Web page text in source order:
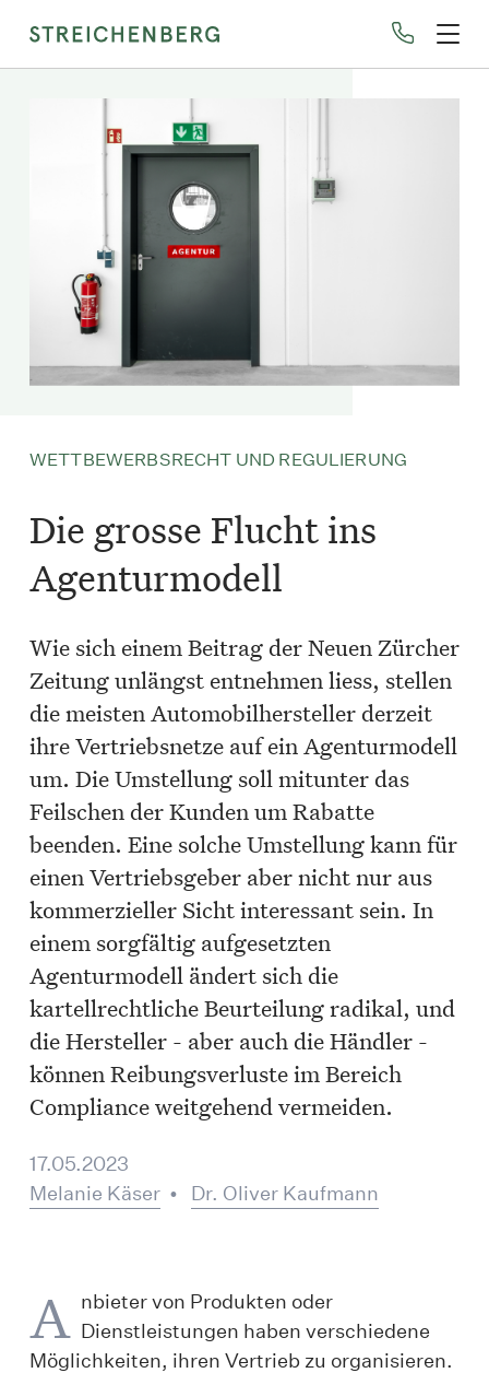
zum
Inhalt
WETTBEWERBSRECHT UND REGULIERUNG
Die grosse Flucht ins
Agenturmodell
Wie sich einem Beitrag der Neuen Zürcher
Zeitung unlängst entnehmen liess, stellen
die meisten Automobilhersteller derzeit
ihre Vertriebsnetze auf ein Agenturmodell
um. Die Umstellung soll mitunter das
Feilschen der Kunden um Rabatte
beenden. Eine solche Umstellung kann für
einen Vertriebsgeber aber nicht nur aus
kommerzieller Sicht interessant sein. In
einem sorgfältig aufgesetzten
Agenturmodell ändert sich die
kartellrechtliche Beurteilung radikal, und
die Hersteller - aber auch die Händler -
können Reibungsverluste im Bereich
Compliance weitgehend vermeiden.
17.05.2023
Melanie Käser • Dr. Oliver Kaufmann
A nbieter von Produkten oder
Dienstleistungen haben verschiedene
Möglichkeiten, ihren Vertrieb zu organisieren.